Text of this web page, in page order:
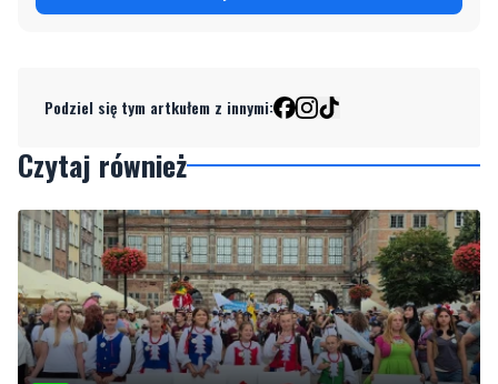
Podziel się tym artkułem z innymi:
Czytaj również